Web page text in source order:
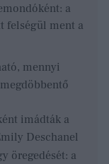
a
felségül ment a
mennyi
imádták a
Deschanel
öregedését: a